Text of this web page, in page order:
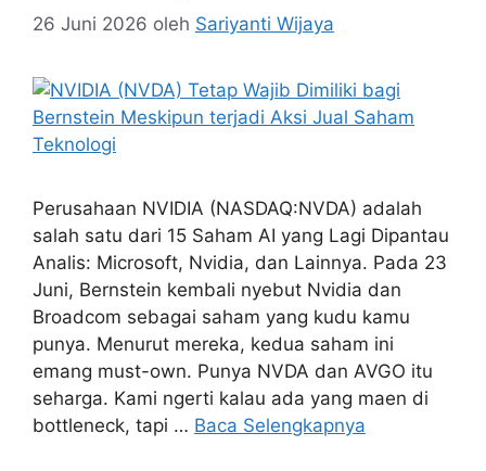
26 Juni 2026 oleh Sariyanti Wijaya
Perusahaan NVIDIA (NASDAQ:NVDA) adalah
salah satu dari 15 Saham AI yang Lagi Dipantau
Analis: Microsoft, Nvidia, dan Lainnya. Pada 23
Juni, Bernstein kembali nyebut Nvidia dan
Broadcom sebagai saham yang kudu kamu
punya. Menurut mereka, kedua saham ini
emang must-own. Punya NVDA dan AVGO itu
seharga. Kami ngerti kalau ada yang maen di
bottleneck, tapi … Baca Selengkapnya